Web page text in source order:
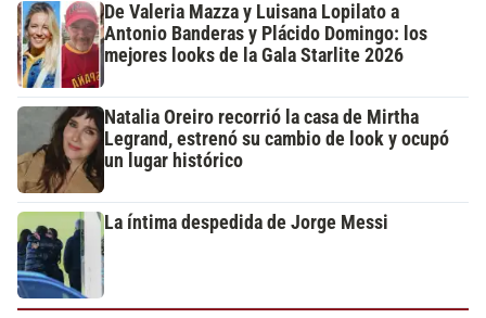
De Valeria Mazza y Luisana Lopilato a
Antonio Banderas y Plácido Domingo: los
mejores looks de la Gala Starlite 2026
Natalia Oreiro recorrió la casa de Mirtha
Legrand, estrenó su cambio de look y ocupó
un lugar histórico
La íntima despedida de Jorge Messi